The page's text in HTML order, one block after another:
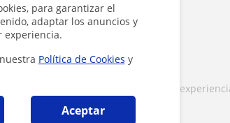
para garantizar el
adaptar los anuncios y
experiencia.
Política de Cookies y
Aceptar
Güevéjar
de Educación Primaria
en Educación Primaria (Inglés) y tengo
he estado de práctica...